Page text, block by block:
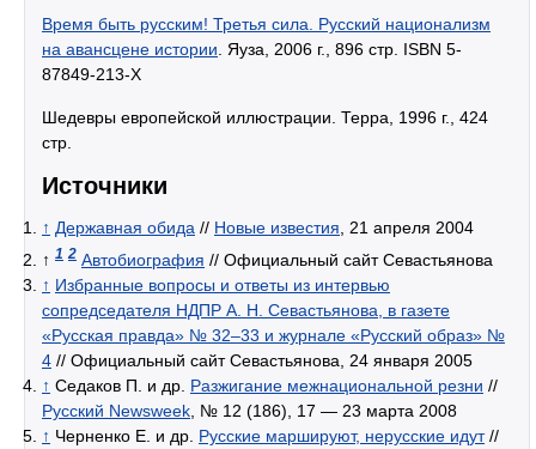
Время быть русским! Третья сила. Русский национализм
на авансцене истории. Яуза, 2006 г., 896 стр. ISBN 5-
87849-213-Х
Шедевры европейской иллюстрации. Терра, 1996 г., 424
стр.
Источники
↑ Державная обида // Новые известия, 21 апреля 2004
↑ 1 2 Автобиография // Официальный сайт Севастьянова
↑ Избранные вопросы и ответы из интервью
сопредседателя НДПР А. Н. Севастьянова, в газете
«Русская правда» № 32–33 и журнале «Русский образ» №
4 // Официальный сайт Севастьянова, 24 января 2005
↑ Седаков П. и др. Разжигание межнациональной резни //
Русский Newsweek , № 12 (186), 17 — 23 марта 2008
↑ Черненко Е. и др. Русские маршируют, нерусские идут//